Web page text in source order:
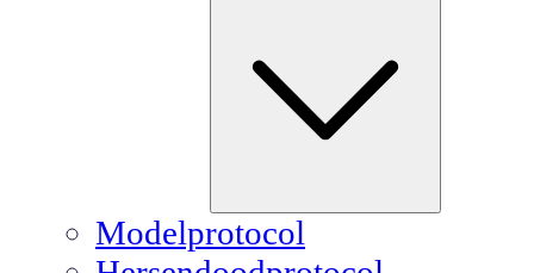
Modelprotocol